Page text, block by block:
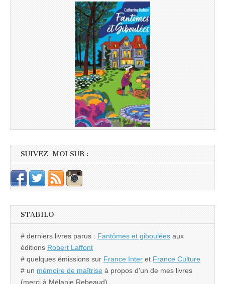
SUIVEZ-MOI SUR :
STABILO
# derniers livres parus : Fantômes et giboulées aux
éditions Robert Laffont
# quelques émissions sur France Inter et France Culture
# un mémoire de maîtrise à propos d'un de mes livres
(merci à Mélanie Rebeaud)